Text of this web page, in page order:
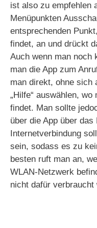
ist also zu empfehlen
Menüpunkten
entsprechenden
findet, an und drückt
Auch wenn man noch
man die App zum
man direkt, ohne sich
„Hilfe“ auswählen, wo
findet. Man sollte
über die App über
Internetverbindung
sein, sodass es zu
besten ruft man an,
WLAN-Netzwerk
nicht dafür verbraucht